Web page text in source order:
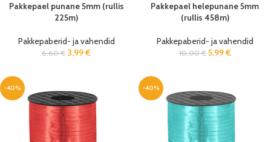
Pakkepael punane 5mm (rullis
225m)
Pakkepaberid- ja vahendid
6,60€ 3,99€
Pakkepael helepunane 5mm
(rullis 458m)
Pakkepaberid- ja vahendid
10,00€ 5,99€
-40% -40%